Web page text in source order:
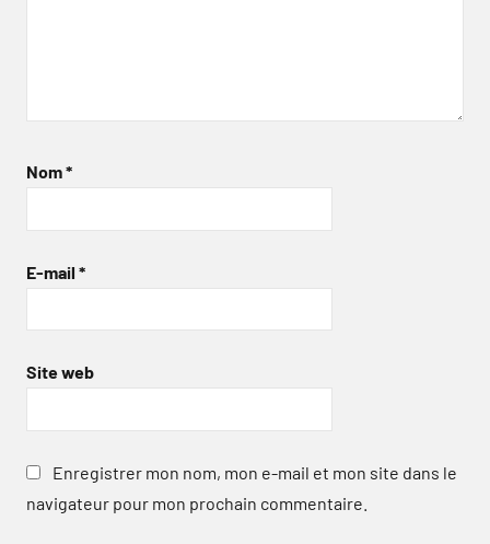
Nom*
E-mail *
Site web
Enregistrer mon nom, mon e-mail et mon site dans le
navigateur pour mon prochain commentaire.